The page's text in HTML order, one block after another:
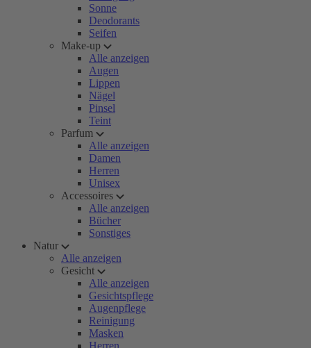
Sonne
Deodorants
Seifen
Make-up
Alle anzeigen
Augen
Lippen
Nägel
Pinsel
Teint
Parfum
Alle anzeigen
Damen
Herren
Unisex
Accessoires
Alle anzeigen
Bücher
Sonstiges
Natur
Alle anzeigen
Gesicht
Alle anzeigen
Gesichtspflege
Augenpflege
Reinigung
Masken
Herren